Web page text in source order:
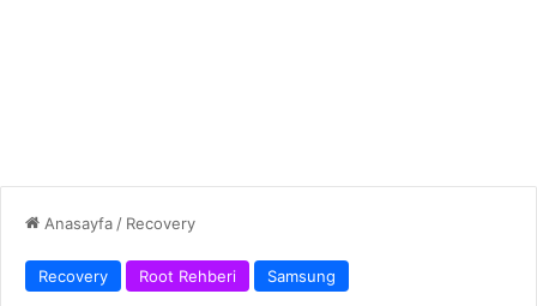
Anasayfa/ Recovery
Recovery Root Rehberi Samsung